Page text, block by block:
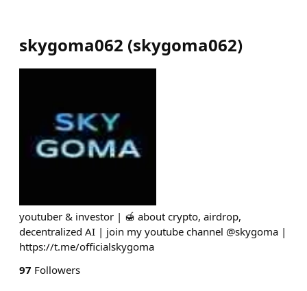
skygoma062 (skygoma062)
youtuber & investor | 🍯 about crypto, airdrop,
decentralized AI | join my youtube channel @skygoma |
https://t.me/officialskygoma
97 Followers